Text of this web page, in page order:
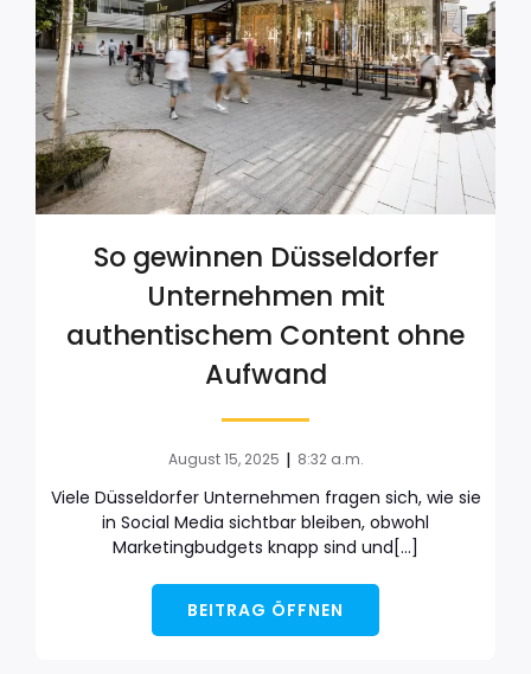
So gewinnen Düsseldorfer
Unternehmen mit
authentischem Content ohne
Aufwand
August 15, 2025 | 8:32 a.m.
Viele Düsseldorfer Unternehmen fragen sich, wie sie
in Social Media sichtbar bleiben, obwohl
Marketingbudgets knapp sind und[…]
BEITRAG ÖFFNEN